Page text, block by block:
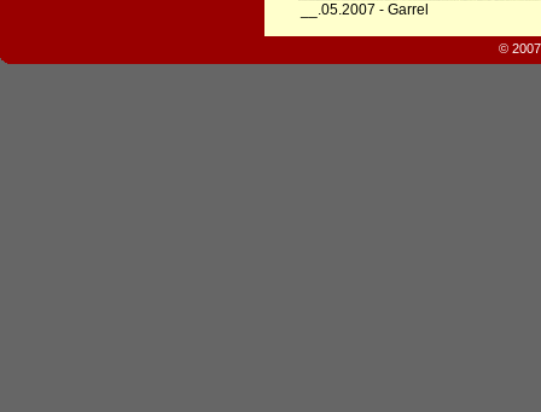
__.05.2007 - Garrel
©